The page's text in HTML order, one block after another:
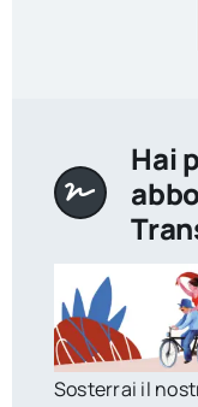
Hai
Sosterrai il